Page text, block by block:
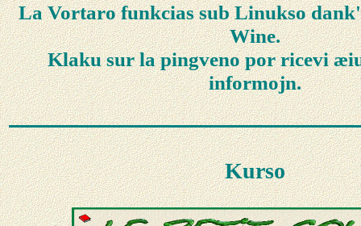
La Vortaro funkcias sub Linukso
Wine.
Klaku sur la pingveno por ricevi
informojn.
Kurso